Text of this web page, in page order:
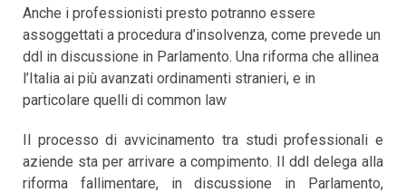
Anche i professionisti presto potranno essere
assoggettati a procedura d’insolvenza, come prevede un
ddl in discussione in Parlamento. Una riforma che allinea
l’Italia ai più avanzati ordinamenti stranieri, e in
particolare quelli di common law
Il processo di avvicinamento tra studi professionali e
aziende sta per arrivare a compimento. Il ddl delega alla
riforma fallimentare, in discussione in Parlamento,